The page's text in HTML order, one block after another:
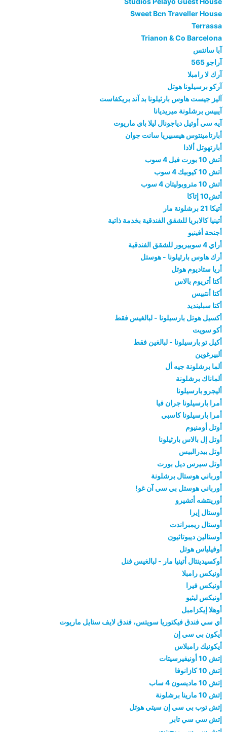
Sweet Bcn Traveller House
Terrassa
Trianon & Co Barcelona
آبا سانتس
آراجو 565
آرك لا رامبلا
آركو برسيلونا هوتل
آليز جيست هاوس بارثيلونا بد آند بريكفاست
آيبيس برشلونة ميريديانا
آيه سي أوتيل دياجونال ليلا باي ماريوت
أبارتامينتوس هيسبيريا سانت جوان
أبارتهوتل ألادا
أتش 10 بورت فيل 4 سوب
أتش 10 كيوبيك 4 سوب
أتش 10 متروبوليتان 4 سوب
أتش10 إتاكا
أتيكا 21 برشلونة مار
أتينيا كالابريا للشقق الفندقية بخدمة ذاتية
أجنحة أفينيو
أراي 4 سوبيريور للشقق الفندقية
أرك هاوس بارثيلونا - هوستل
أريا ستاديوم هوتل
أكتا أتريوم بالاس
أكتا أنتبيس
أكتا سبلينديد
أكسيل هوتل بارسيلونا - لبالغيس فقط
أكو سويت
أكيل تو بارسيلونا - لبالغين فقط
ألبيرغوين
ألما برشلونة جيه أل
ألماناك برشلونة
أليجرو بارسيلونا
أمرا بارسيلونا جران فيا
أمرا بارسيلونا كاسبي
أوتل أومنيوم
أوتل إل بالاس بارثيلونا
أوتل بيدرالبيس
أوتل سيرس ديل بورت
أورباني هوستال برشلونة
أورباني هوستل بي سي آن غو!
أورينتشه أتشيرو
أوستال إيرا
أوستال ريمبراندت
أوستالين ديبوتاثيون
أوفيلياس هوتل
أوكسيدينتال أتينيا مار - لبالغيس فنل
أونيكس رامبلا
أونيكس فيرا
أونيكس ليثيو
أوهلا إيكزامبل
أي سي فندق فيكتوريا سويتس، فندق لايف ستايل ماريوت
أيكون بي سي إن
أيكونيك رامبلاس
إتش 10 أونيفيرسيتات
إتش 10 كازانوفا
إتش 10 ماديسون 4 ساب
إتش 10 مارينا برشلونة
إتش توب بي سي إن سيتي هوتل
إتش سي سي تابر